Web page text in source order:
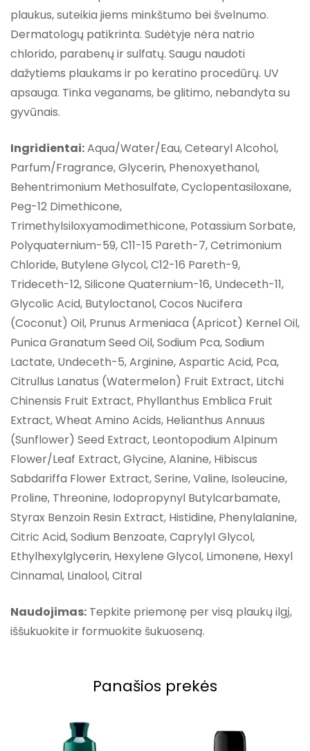
plaukus, suteikia jiems minkštumo bei švelnumo.
Dermatologų patikrinta. Sudėtyje nėra natrio
chlorido, parabenų ir sulfatų. Saugu naudoti
dažytiems plaukams ir po keratino procedūrų. UV
apsauga. Tinka veganams, be glitimo, nebandyta su
gyvūnais.
Ingridientai:Aqua/Water/Eau, Cetearyl Alcohol,
Parfum/Fragrance, Glycerin, Phenoxyethanol,
Behentrimonium Methosulfate, Cyclopentasiloxane,
Peg-12 Dimethicone,
Trimethylsiloxyamodimethicone, Potassium Sorbate,
Polyquaternium-59, C11-15 Pareth-7, Cetrimonium
Chloride, Butylene Glycol, C12-16 Pareth-9,
Trideceth-12, Silicone Quaternium-16, Undeceth-11,
Glycolic Acid, Butyloctanol, Cocos Nucifera
(Coconut) Oil, Prunus Armeniaca (Apricot) Kernel Oil,
Punica Granatum Seed Oil, Sodium Pca, Sodium
Lactate, Undeceth-5, Arginine, Aspartic Acid, Pca,
Citrullus Lanatus (Watermelon) Fruit Extract, Litchi
Chinensis Fruit Extract, Phyllanthus Emblica Fruit
Extract, Wheat Amino Acids, Helianthus Annuus
(Sunflower) Seed Extract, Leontopodium Alpinum
Flower/Leaf Extract, Glycine, Alanine, Hibiscus
Sabdariffa Flower Extract, Serine, Valine, Isoleucine,
Proline, Threonine, Iodopropynyl Butylcarbamate,
Styrax Benzoin Resin Extract, Histidine, Phenylalanine,
Citric Acid, Sodium Benzoate, Caprylyl Glycol,
Ethylhexylglycerin, Hexylene Glycol, Limonene, Hexyl
Cinnamal, Linalool, Citral
Naudojimas: Tepkite priemonę per visą plaukų ilgį,
iššukuokite ir formuokite šukuoseną.
Panašios prekės